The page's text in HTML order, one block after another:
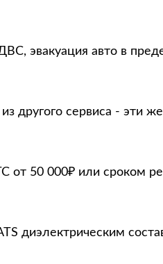
эвакуация авто в
другого сервиса - эти
от 50 000₽ или сроком
диэлектрическим